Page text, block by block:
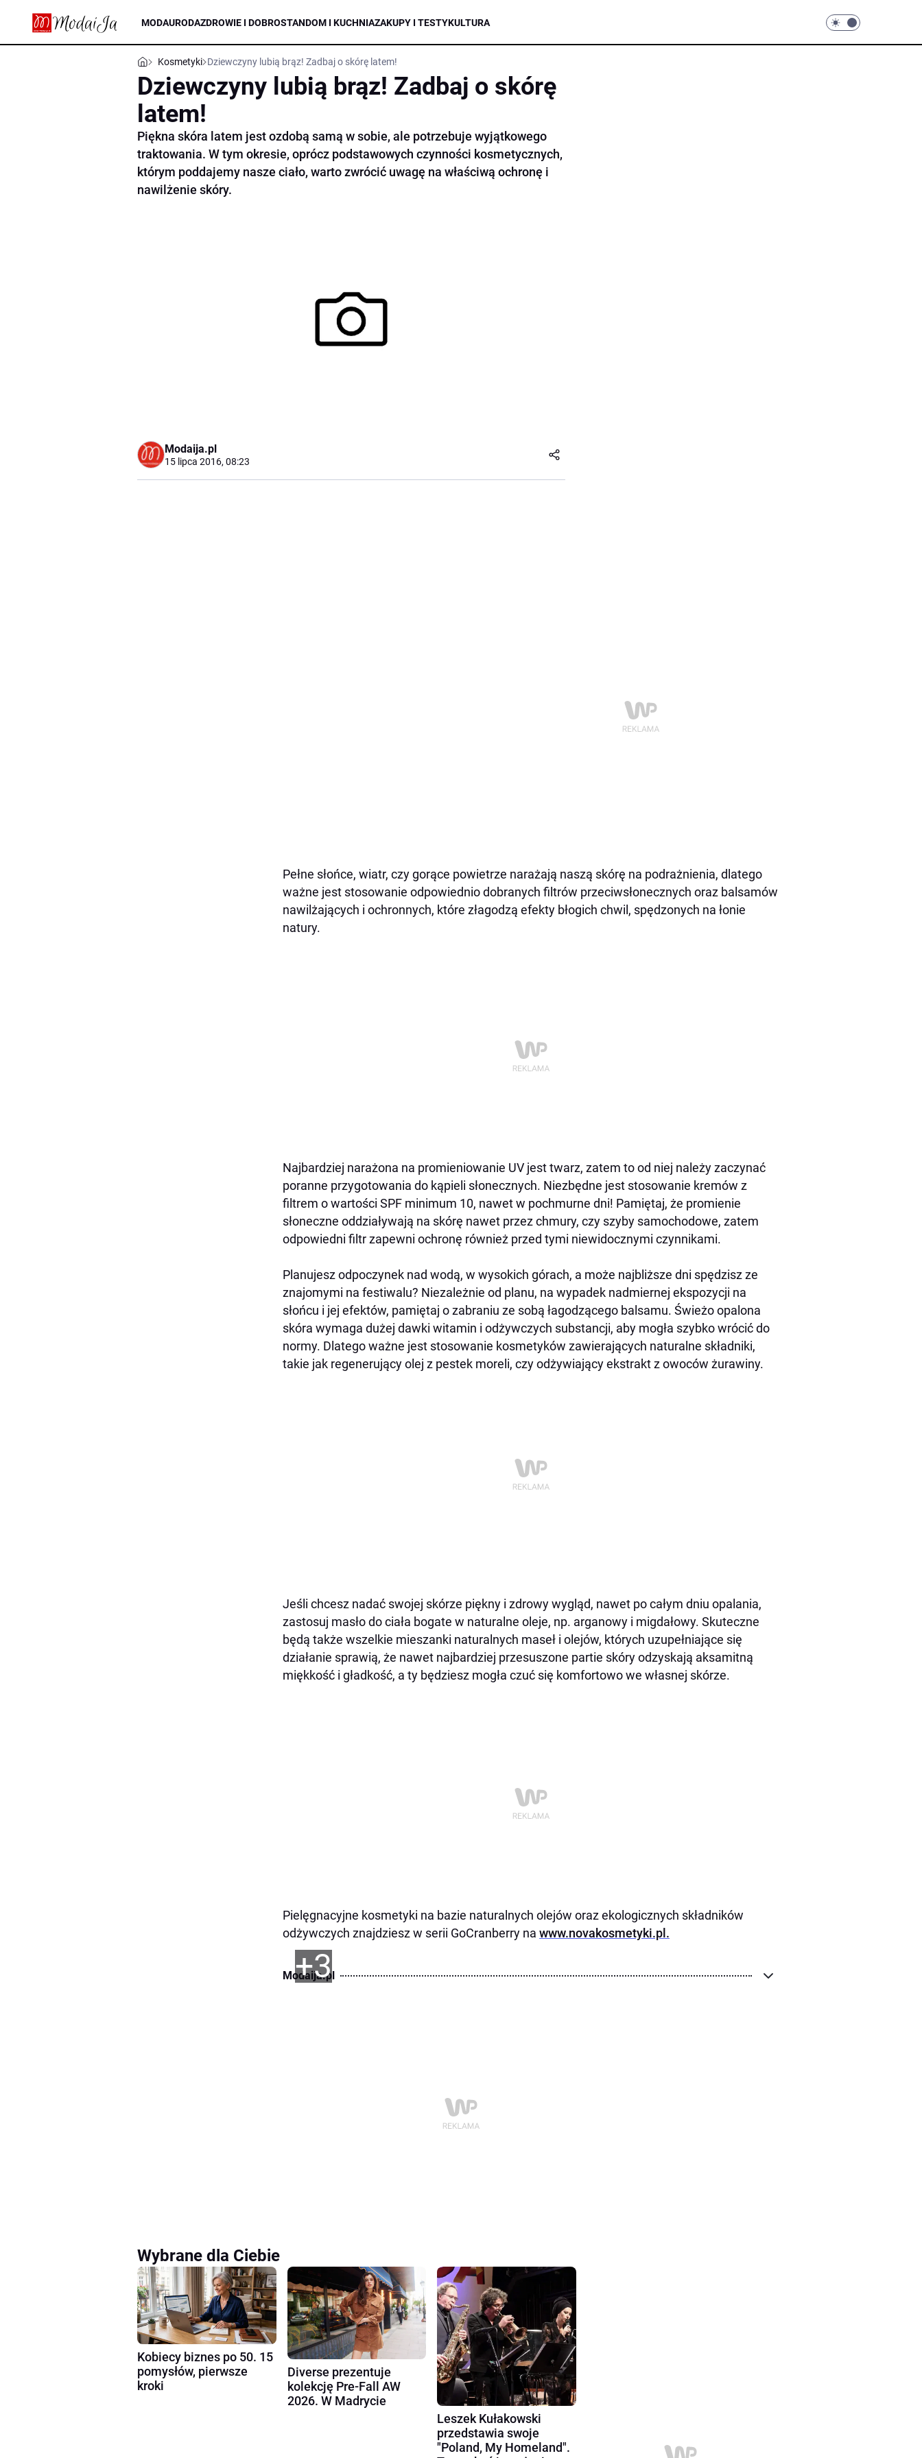
MODAURODAZDROWIE I DOBROSTANDOM I KUCHNIAZAKUPY I TESTYKULTURA
Kosmetyki Dziewczyny lubią brąz! Zadbaj o skórę latem!
Dziewczyny lubią brąz! Zadbaj o skórę
latem!
Piękna skóra latem jest ozdobą samą w sobie, ale potrzebuje wyjątkowego
traktowania. W tym okresie, oprócz podstawowych czynności kosmetycznych,
którym poddajemy nasze ciało, warto zwrócić uwagę na właściwą ochronę i
nawilżenie skóry.
Modaija.pl
15 lipca 2016, 08:23
Pełne słońce, wiatr, czy gorące powietrze narażają naszą skórę na podrażnienia, dlatego
ważne jest stosowanie odpowiednio dobranych filtrów przeciwsłonecznych oraz balsamów
nawilżających i ochronnych, które złagodzą efekty błogich chwil, spędzonych na łonie
natury.
Najbardziej narażona na promieniowanie UV jest twarz, zatem to od niej należy zaczynać
poranne przygotowania do kąpieli słonecznych. Niezbędne jest stosowanie kremów z
filtrem o wartości SPF minimum 10, nawet w pochmurne dni! Pamiętaj, że promienie
słoneczne oddziaływają na skórę nawet przez chmury, czy szyby samochodowe, zatem
odpowiedni filtr zapewni ochronę również przed tymi niewidocznymi czynnikami.
Planujesz odpoczynek nad wodą, w wysokich górach, a może najbliższe dni spędzisz ze
znajomymi na festiwalu? Niezależnie od planu, na wypadek nadmiernej ekspozycji na
słońcu i jej efektów, pamiętaj o zabraniu ze sobą łagodzącego balsamu. Świeżo opalona
skóra wymaga dużej dawki witamin i odżywczych substancji, aby mogła szybko wrócić do
normy. Dlatego ważne jest stosowanie kosmetyków zawierających naturalne składniki,
takie jak regenerujący olej z pestek moreli, czy odżywiający ekstrakt z owoców żurawiny.
Jeśli chcesz nadać swojej skórze piękny i zdrowy wygląd, nawet po całym dniu opalania,
zastosuj masło do ciała bogate w naturalne oleje, np. arganowy i migdałowy. Skuteczne
będą także wszelkie mieszanki naturalnych maseł i olejów, których uzupełniające się
działanie sprawią, że nawet najbardziej przesuszone partie skóry odzyskają aksamitną
miękkość i gładkość, a ty będziesz mogła czuć się komfortowo we własnej skórze.
Pielęgnacyjne kosmetyki na bazie naturalnych olejów oraz ekologicznych składników
odżywczych znajdziesz w serii GoCranberry na www.novakosmetyki.pl.
+3
Modaija.pl
Wybrane dla Ciebie
Kobiecy biznes po 50. 15
pomysłów, pierwsze
kroki
Diverse prezentuje
kolekcję Pre-Fall AW
2026. W Madrycie
Leszek Kułakowski
przedstawia swoje
"Poland, My Homeland".